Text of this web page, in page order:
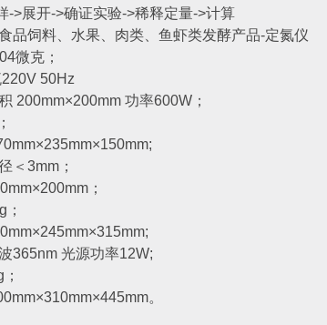
>展开->确证实验->稀释定量->计算
品饲料、水果、肉类、鱼虾类发酵产品-定氮仪
微克；
50Hz
200mm×200mm 功率600W；
＜3mm；
；
365nm 光源功率12W;
。